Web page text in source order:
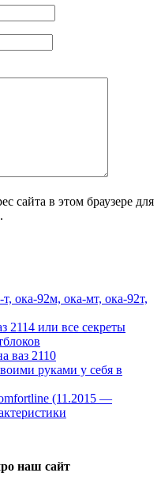
сайта в этом браузере для
ока-92м, ока-мт, ока-92т,
2114 или все секреты
ваз 2110
руками у себя в
(11.2015 —
наш сайт